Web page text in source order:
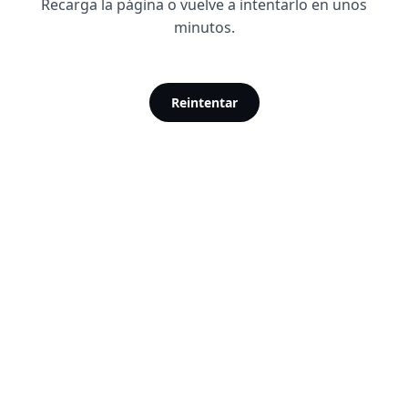
Recarga la página o vuelve a intentarlo en unos
minutos.
Reintentar